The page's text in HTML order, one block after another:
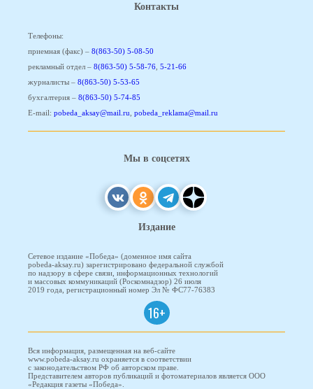
Контакты
Телефоны:
приемная (факс) – 8(863-50) 5-08-50
рекламный отдел – 8(863-50) 5-58-76, 5-21-66
журналисты – 8(863-50) 5-53-65
бухгалтерия – 8(863-50) 5-74-85
E-mail: pobeda_aksay@mail.ru, pobeda_reklama@mail.ru
Мы в соцсетях
Издание
Сетевое издание «Победа» (доменное имя сайта
pobeda-aksay.ru) зарегистрировано федеральной службой
по надзору в сфере связи, информационных технологий
и массовых коммуникаций (Роскомнадзор) 26 июля
2019 года, регистрационный номер Эл № ФС77-76383
16+
Вся информация, размещенная на веб-сайте
www.pobeda-aksay.ru охраняется в соответствии
с законодательством РФ об авторском праве.
Представителем авторов публикаций и фотоматериалов является ООО
«Редакция газеты «Победа».